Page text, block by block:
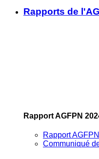
Rapports de
Rapport AGFPN
Rapport
Communiqué